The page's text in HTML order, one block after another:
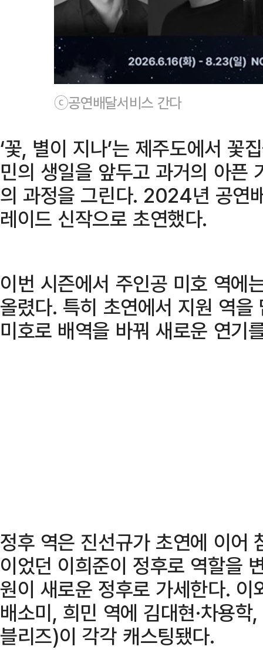
ⓒ공연배달서비스 간다
‘꽃, 별이 지나’는 제주도에서 꽃
민의 생일을 앞두고 과거의 아픈
의 과정을 그린다. 2024년 공연
레이드 신작으로 초연했다.
이번 시즌에서 주인공 미호 역에
올렸다. 특히 초연에서 지원 역
미호로 배역을 바꿔 새로운 연기
정후 역은 진선규가 초연에 이어
이었던 이희준이 정후로 역할을
원이 새로운 정후로 가세한다. 이
배소미, 희민 역에 김대현·차용
블리즈)이 각각 캐스팅됐다.